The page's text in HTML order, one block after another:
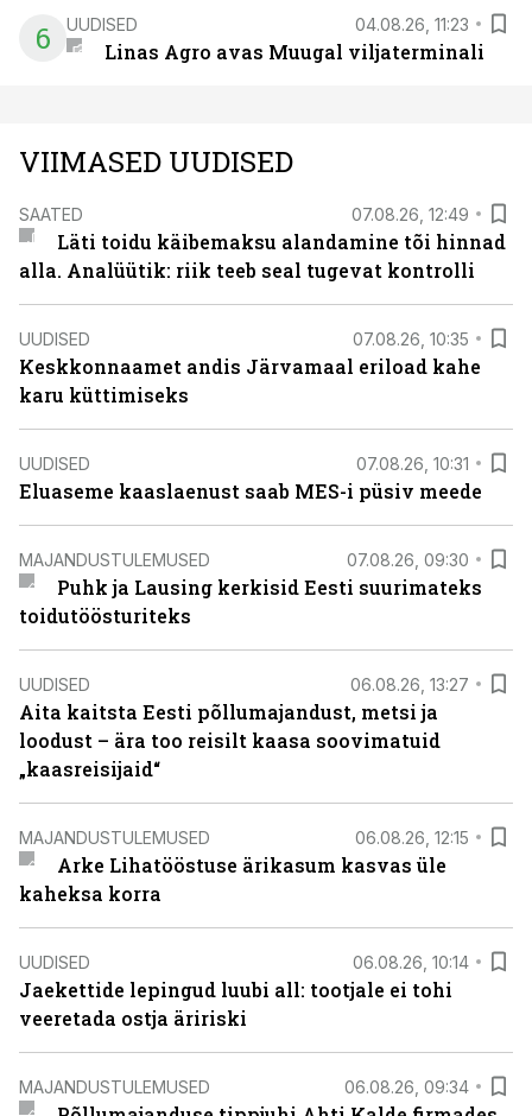
6 UUDISED 04.08.26, 11:23
Linas Agro avas Muugal viljaterminali
VIIMASED UUDISED
SAATED 07.08.26, 12:49
Läti toidu käibemaksu alandamine tõi hinnad
alla. Analüütik: riik teeb seal tugevat kontrolli
UUDISED 07.08.26, 10:35
Keskkonnaamet andis Järvamaal eriload kahe
karu küttimiseks
UUDISED 07.08.26, 10:31
Eluaseme kaaslaenust saab MES-i püsiv meede
MAJANDUSTULEMUSED 07.08.26, 09:30
Puhk ja Lausing kerkisid Eesti suurimateks
toidutöösturiteks
UUDISED 06.08.26, 13:27
Aita kaitsta Eesti põllumajandust, metsi ja
loodust – ära too reisilt kaasa soovimatuid
„kaasreisijaid“
MAJANDUSTULEMUSED 06.08.26, 12:15
Arke Lihatööstuse ärikasum kasvas üle
kaheksa korra
UUDISED 06.08.26, 10:14
Jaekettide lepingud luubi all: tootjale ei tohi
veeretada ostja äririski
MAJANDUSTULEMUSED 06.08.26, 09:34